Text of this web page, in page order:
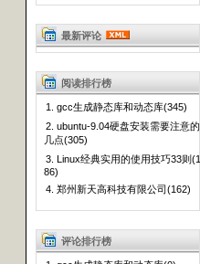
最新评论
阅读排行榜
1. gcc生成静态库和动态库(345)
2. ubuntu-9.04硬盘安装需要注意的
几点(305)
3. Linux经典实用的使用技巧33则(1
86)
4. 郑州新天高科技有限公司(162)
评论排行榜